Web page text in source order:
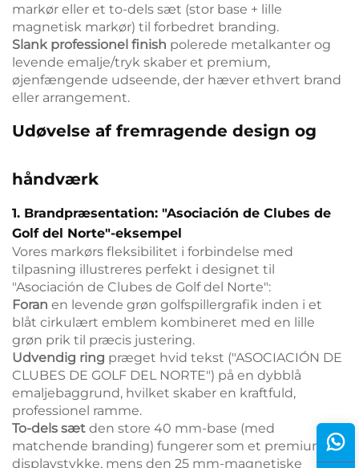
markør eller et to-dels sæt (stor base + lille
magnetisk markør) til forbedret branding.
Slank professionel finish polerede metalkanter og
levende emalje/tryk skaber et premium,
øjenfængende udseende, der hæver ethvert brand
eller arrangement.
Udøvelse af fremragende design og
håndværk
1. Brandpræsentation: "Asociación de Clubes de
Golf del Norte"-eksempel
Vores markørs fleksibilitet i forbindelse med
tilpasning illustreres perfekt i designet til
"Asociación de Clubes de Golf del Norte":
Foran en levende grøn golfspillergrafik inden i et
blåt cirkulært emblem kombineret med en lille
grøn prik til præcis justering.
Udvendig ring præget hvid tekst ("ASOCIACIÓN DE
CLUBES DE GOLF DEL NORTE") på en dybblå
emaljebaggrund, hvilket skaber en kraftfuld,
professionel ramme.
To-dels sæt den store 40 mm-base (med
matchende branding) fungerer som et premium-
displaystykke, mens den 25 mm-magnetiske